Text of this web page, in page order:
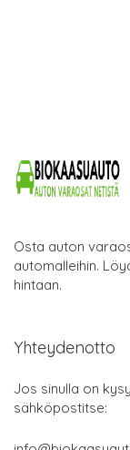
Osta auton
automalleihin.
hintaan.
Yhteydenotto
Jos sinulla on
sähköpostitse: